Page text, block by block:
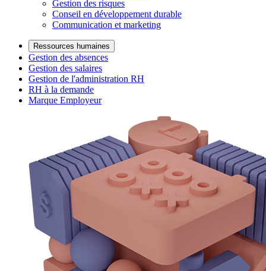
Gestion des risques
Conseil en développement durable
Communication et marketing
Ressources humaines
Gestion des absences
Gestion des salaires
Gestion de l'administration RH
RH à la demande
Marque Employeur